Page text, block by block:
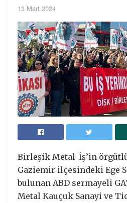
13 Mart 2024
Birleşik Metal-İş’in
Gaziemir ilçesindeki Ege
bulunan ABD sermayeli
Metal Kauçuk Sanayi ve